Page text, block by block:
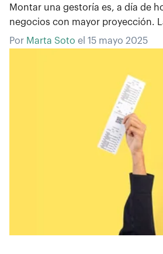
Montar una gestoría es, a día de
negocios con mayor proyección.
Por Marta Soto el 15 mayo 2025